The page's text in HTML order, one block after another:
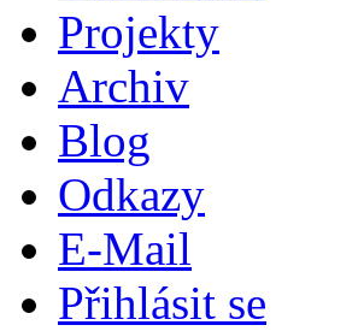
Projekty
Archiv
Blog
Odkazy
E-Mail
Přihlásit se